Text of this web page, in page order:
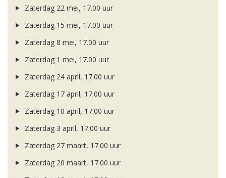
Zaterdag 22 mei, 17.00 uur
Zaterdag 15 mei, 17.00 uur
Zaterdag 8 mei, 17.00 uur
Zaterdag 1 mei, 17.00 uur
Zaterdag 24 april, 17.00 uur
Zaterdag 17 april, 17.00 uur
Zaterdag 10 april, 17.00 uur
Zaterdag 3 april, 17.00 uur
Zaterdag 27 maart, 17.00 uur
Zaterdag 20 maart, 17.00 uur